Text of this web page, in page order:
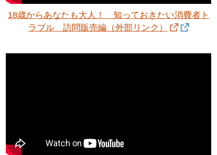
18歳からあなたも大人！ 知っておきたい消費者ト
ラブル 訪問販売編 （外部リンク）